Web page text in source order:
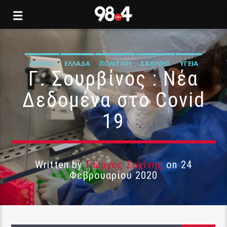
ΔΙΕΘΝΉ ΕΛΛΆΔΑ ΠΟΛΙΤΙΚΉ ΣΑΧΊΝΗΣ ΥΓΕΊΑ
Γ. Σουρβίνος : Νέα
Δεδομένα στο Covid
19
Written byΓιώργος Σαχίνηςon 24
Φεβρουαρίου 2020